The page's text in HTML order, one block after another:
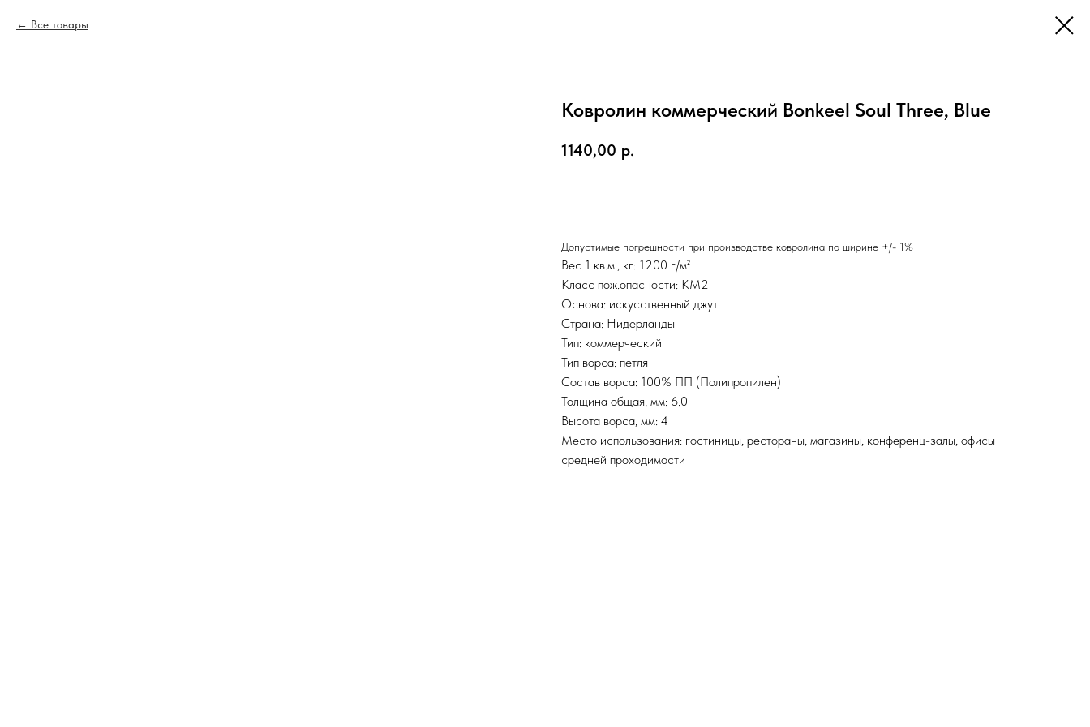
Все товары
Ковролин коммерческий Bonkeel Soul Three, Blue
1140,00 р.
Допустимые погрешности при производстве ковролина по ширине +/- 1%
Вес 1 кв.м., кг: 1200 г/м²
Класс пож.опасности: КМ2
Основа: искусственный джут
Страна: Нидерланды
Тип: коммерческий
Тип ворса: петля
Состав ворса: 100% ПП (Полипропилен)
Толщина общая, мм: 6.0
Высота ворса, мм: 4
Место использования: гостиницы, рестораны, магазины, конференц-залы, офисы
средней проходимости